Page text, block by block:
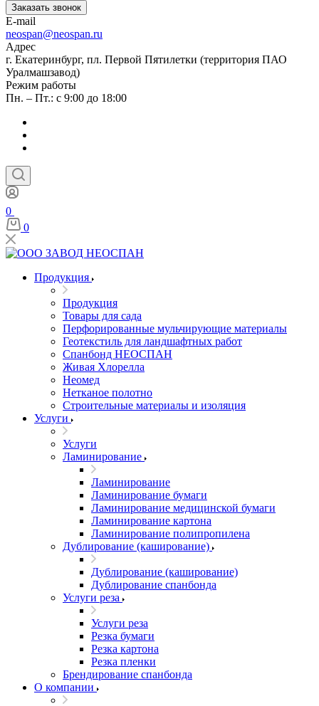
Заказать звонок
E-mail
neospan@neospan.ru
Адрес
г. Екатеринбург, пл. Первой Пятилетки (территория ПАО
Уралмашзавод)
Режим работы
Пн. – Пт.: с 9:00 до 18:00
0
0
Продукция
Продукция
Товары для сада
Перфорированные мульчирующие материалы
Геотекстиль для ландшафтных работ
Спанбонд НЕОСПАН
Живая Хлорелла
Нeомед
Нетканое полотно
Строительные материалы и изоляция
Услуги
Услуги
Ламинирование
Ламинирование
Ламинирование бумаги
Ламинирование медицинской бумаги
Ламинирование картона
Ламинирование полипропилена
Дублирование (каширование)
Дублирование (каширование)
Дублирование спанбонда
Услуги реза
Услуги реза
Резка бумаги
Резка картона
Резка пленки
Брендирование спанбонда
О компании